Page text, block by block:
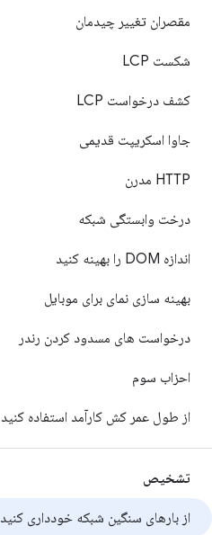
مقصران تغییر چیدمان
شکست LCP
کشف درخواست LCP
جاوا اسکریپت قدیمی
HTTP مدرن
درخت وابستگی شبکه
اندازه DOM را بهینه کنید
بهینه سازی نمای برای موبایل
درخواست های مسدود کردن رندر
احزاب سوم
از طول عمر کش کارآمد استفاده کنید
تشخیص
از بارهای سنگین شبکه خودداری کنید